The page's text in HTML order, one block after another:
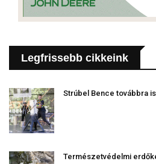
Legfrissebb cikkeink
Strúbel Bence továbbra
Természetvédelmi